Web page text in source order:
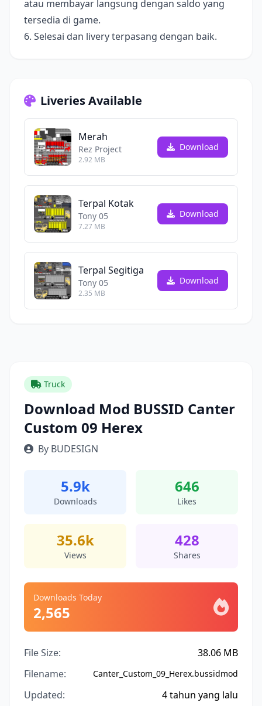
atau membayar langsung dengan saldo yang
tersedia di game.
6. Selesai dan livery terpasang dengan baik.
Liveries Available
Merah
Rez Project
2.92 MB
Download
Terpal Kotak
Tony 05
7.27 MB
Download
Terpal Segitiga
Tony 05
2.35 MB
Download
Truck
Download Mod BUSSID Canter
Custom 09 Herex
By BUDESIGN
5.9k
Downloads
646
Likes
35.6k
Views
428
Shares
Downloads Today
2,565
File Size:
38.06 MB
Filename:
Canter_Custom_09_Herex.bussidmod
Updated: 4 tahun yang lalu